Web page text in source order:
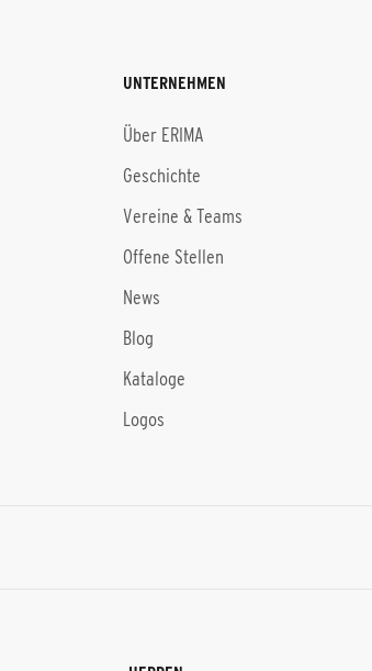
UNTERNEHMEN
Über ERIMA
Geschichte
Vereine & Teams
Offene Stellen
News
Blog
Kataloge
Logos